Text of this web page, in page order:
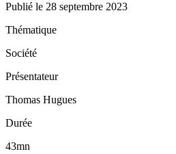
Publié le 28 septembre 2023
Thématique
Société
Présentateur
Thomas Hugues
Durée
43mn